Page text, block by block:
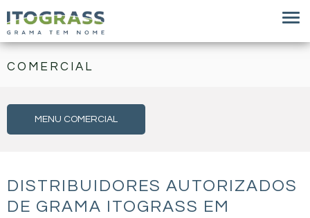
COMERCIAL
MENU COMERCIAL
DISTRIBUIDORES AUTORIZADOS
DE GRAMA ITOGRASS EM